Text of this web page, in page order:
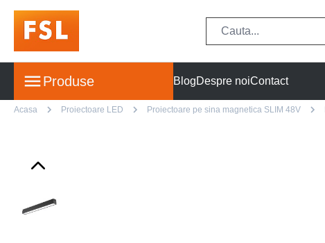
Produse BlogDespre noiContact
Acasa Proiectoare LED Proiectoare pe sina magnetica SLIM 48V